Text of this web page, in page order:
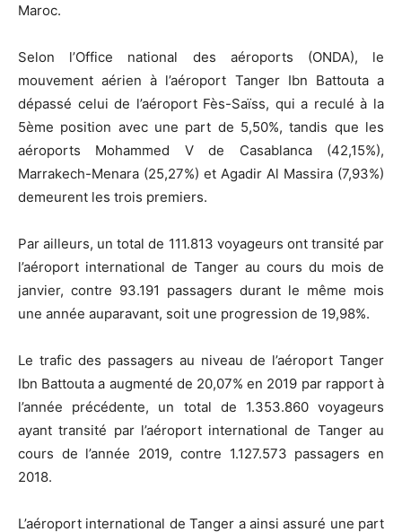
Maroc.
Selon l’Office national des aéroports (ONDA), le
mouvement aérien à l’aéroport Tanger Ibn Battouta a
dépassé celui de l’aéroport Fès-Saïss, qui a reculé à la
5ème position avec une part de 5,50%, tandis que les
aéroports Mohammed V de Casablanca (42,15%),
Marrakech-Menara (25,27%) et Agadir Al Massira (7,93%)
demeurent les trois premiers.
Par ailleurs, un total de 111.813 voyageurs ont transité par
l’aéroport international de Tanger au cours du mois de
janvier, contre 93.191 passagers durant le même mois
une année auparavant, soit une progression de 19,98%.
Le trafic des passagers au niveau de l’aéroport Tanger
Ibn Battouta a augmenté de 20,07% en 2019 par rapport à
l’année précédente, un total de 1.353.860 voyageurs
ayant transité par l’aéroport international de Tanger au
cours de l’année 2019, contre 1.127.573 passagers en
2018.
L’aéroport international de Tanger a ainsi assuré une part